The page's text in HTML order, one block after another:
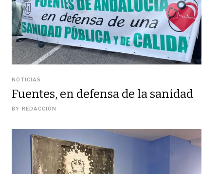
NOTICIAS
Fuentes, en defensa de la sanidad
BY REDACCIÓN